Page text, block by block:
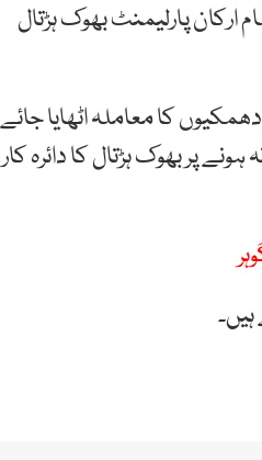
ارکان پارلیمنٹ بھوک ہڑتال
کا معاملہ اٹھایا جائے
پر بھوک ہڑتال کا دائرہ کار